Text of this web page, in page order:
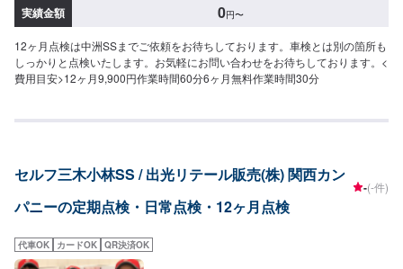
実績金額 0円〜
12ヶ月点検は中洲SSまでご依頼をお待ちしております。車検とは別の箇所も
しっかりと点検いたします。お気軽にお問い合わせをお待ちしております。<
費用目安>12ヶ月9,900円作業時間60分6ヶ月無料作業時間30分
セルフ三木小林SS / 出光リテール販売(株) 関西カン
パニーの定期点検・日常点検・12ヶ月点検
-(-件)
代車OK カードOK QR決済OK